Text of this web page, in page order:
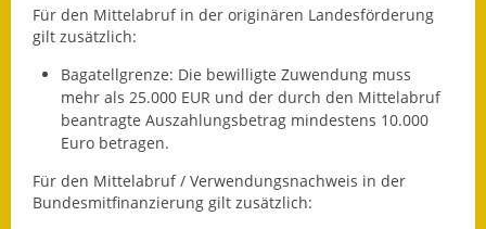
Sitzungsberichte 2015
Sitzungsberichte 2016
Sitzungsberichte 2017
Für den Mittelabruf in der originären Landesförderung
gilt zusätzlich:
Bagatellgrenze: Die bewilligte Zuwendung muss
mehr als 25.000 EUR und der durch den Mittelabruf
beantragte Auszahlungsbetrag mindestens 10.000
Euro betragen.
Für den Mittelabruf / Verwendungsnachweis in der
Bundesmitfinanzierung gilt zusätzlich: